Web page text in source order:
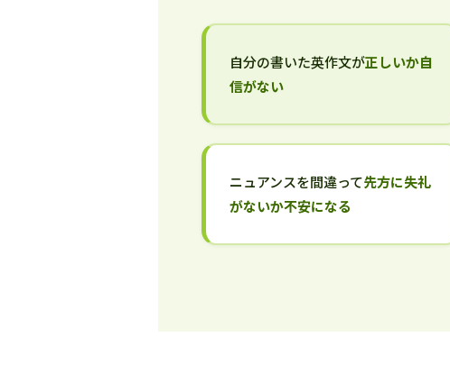
自分の書いた英作文が正しいか自
信がない
ニュアンスを間違って先方に失礼
がないか不安になる